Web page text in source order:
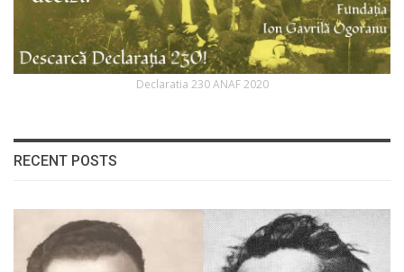
Declaratia 230 ANAF 2020
RECENT POSTS